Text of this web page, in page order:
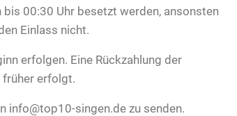
00:30 Uhr besetzt werden, ansonsten
Einlass nicht.
erfolgen. Eine Rückzahlung der
früher erfolgt.
info@top10-singen.de zu senden.